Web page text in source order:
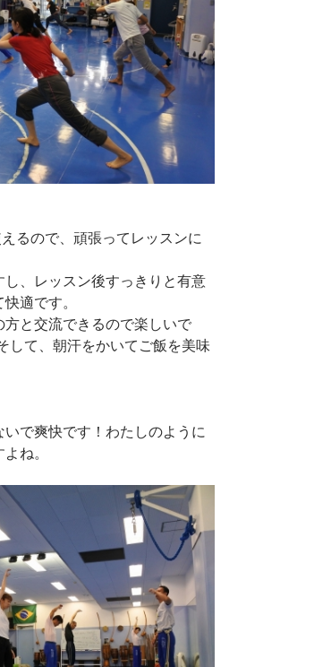
るので、頑張ってレッスンに
、レッスン後すっきりと有意
適です。
と交流できるので楽しいで
して、朝汗をかいてご飯を美味
で爽快です！わたしのように
ね。